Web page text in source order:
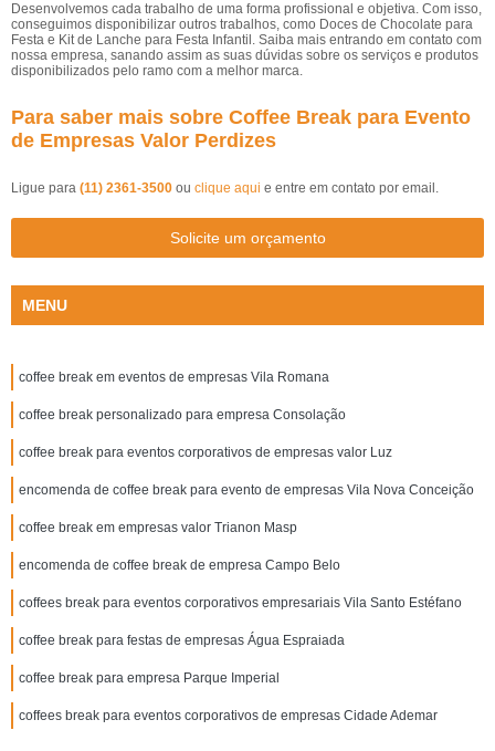
Desenvolvemos cada trabalho de uma forma profissional e objetiva. Com isso,
conseguimos disponibilizar outros trabalhos, como Doces de Chocolate para
Festa e Kit de Lanche para Festa Infantil. Saiba mais entrando em contato com
nossa empresa, sanando assim as suas dúvidas sobre os serviços e produtos
disponibilizados pelo ramo com a melhor marca.
Para saber mais sobre Coffee Break para Evento
de Empresas Valor Perdizes
Ligue para (11) 2361-3500 ou clique aqui e entre em contato por email.
Solicite um orçamento
MENU
coffee break em eventos de empresas Vila Romana
coffee break personalizado para empresa Consolação
coffee break para eventos corporativos de empresas valor Luz
encomenda de coffee break para evento de empresas Vila Nova Conceição
coffee break em empresas valor Trianon Masp
encomenda de coffee break de empresa Campo Belo
coffees break para eventos corporativos empresariais Vila Santo Estéfano
coffee break para festas de empresas Água Espraiada
coffee break para empresa Parque Imperial
coffees break para eventos corporativos de empresas Cidade Ademar